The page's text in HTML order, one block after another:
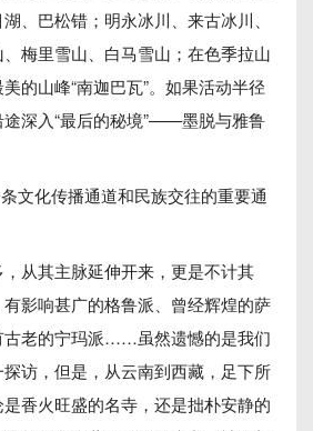
、巴松错；明永冰川、来古冰川、
梅里雪山、白马雪山；在色季拉山
的山峰“南迦巴瓦”。如果活动半径
深入“最后的秘境”——墨脱与雅鲁
文化传播通道和民族交往的重要通
从其主脉延伸开来，更是不计其
影响甚广的格鲁派、曾经辉煌的萨
古老的宁玛派……虽然遗憾的是我们
访，但是，从云南到西藏，足下所
香火旺盛的名寺，还是拙朴安静的